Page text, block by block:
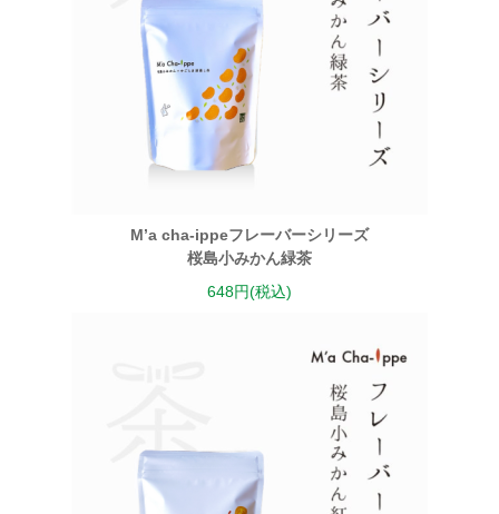
M’a cha-ippeフレーバーシリーズ
桜島小みかん緑茶
648円(税込)